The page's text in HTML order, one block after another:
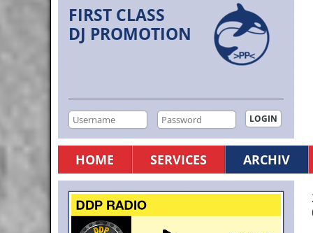
FIRST CLASS
DJ PROMOTION
HOME SERVICES ARCHIV